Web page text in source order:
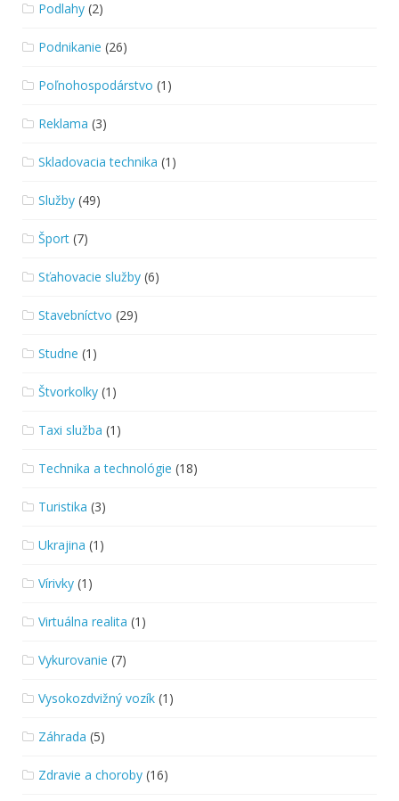
Podlahy (2)
Podnikanie (26)
Poľnohospodárstvo (1)
Reklama (3)
Skladovacia technika (1)
Služby (49)
Šport (7)
Sťahovacie služby (6)
Stavebníctvo (29)
Studne (1)
Štvorkolky (1)
Taxi služba (1)
Technika a technológie (18)
Turistika (3)
Ukrajina (1)
Vírivky (1)
Virtuálna realita (1)
Vykurovanie (7)
Vysokozdvižný vozík (1)
Záhrada (5)
Zdravie a choroby (16)